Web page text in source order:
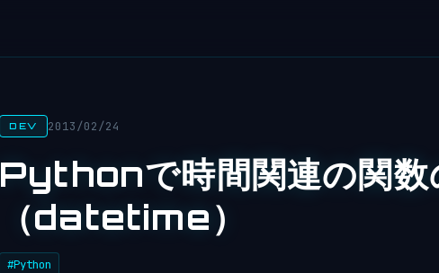
DEV 2013/02/24
Pythonで時間関連の関数
（datetime）
#Python